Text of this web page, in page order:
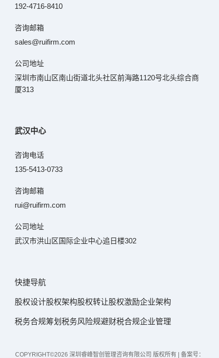
192-4716-8410
咨询邮箱
sales@ruifirm.com
公司地址
深圳市南山区南山街道北头社区前海路1120号北头综合商
厦313
武汉中心
咨询电话
135-5413-0733
咨询邮箱
rui@ruifirm.com
公司地址
武汉市洪山区国际企业中心追日楼302
快捷导航
股权设计股权架构股权转让股权激励企业架构
税务合规筹划 税务风险规避财税合规企业管理
COPYRIGHT©2026 深圳睿峰智创管理咨询有限公司 版权所有 | 备案号：